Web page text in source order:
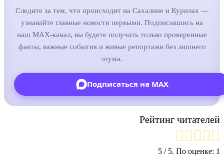
Следите за тем, что происходит на Сахалине и Курилах —
узнавайте главные новости первыми. Подписавшись на
наш MAX-канал, вы будете получать только проверенные
факты, важные события и живые репортажи без лишнего
шума.
Подписаться на MAX
Рейтинг читателей
5 / 5. По оценке: 1